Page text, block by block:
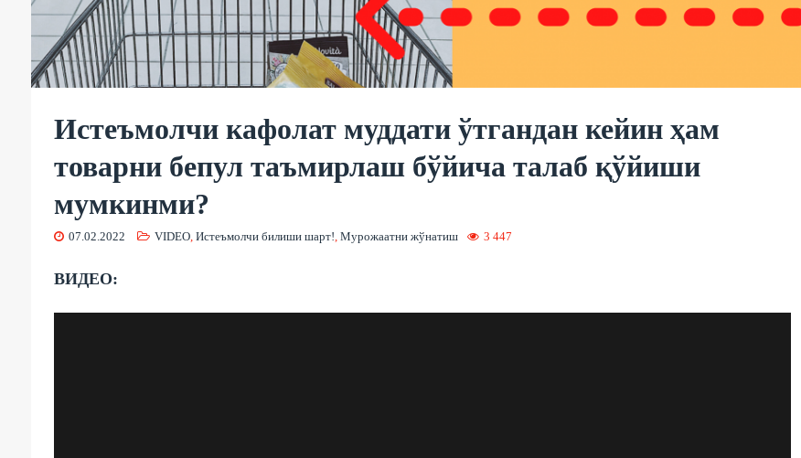
Истеъмолчи кафолат муддати ўтгандан кейин ҳам
товарни бепул таъмирлаш бўйича талаб қўйиши
мумкинми?
07.02.2022 VIDEO, Истеъмолчи билиши шарт!, Мурожаатни жўнатиш 3 447
ВИДЕО: